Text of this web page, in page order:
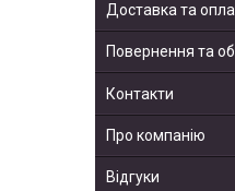
Доставка та
Повернення та
Контакти
Про компанію
Відгуки